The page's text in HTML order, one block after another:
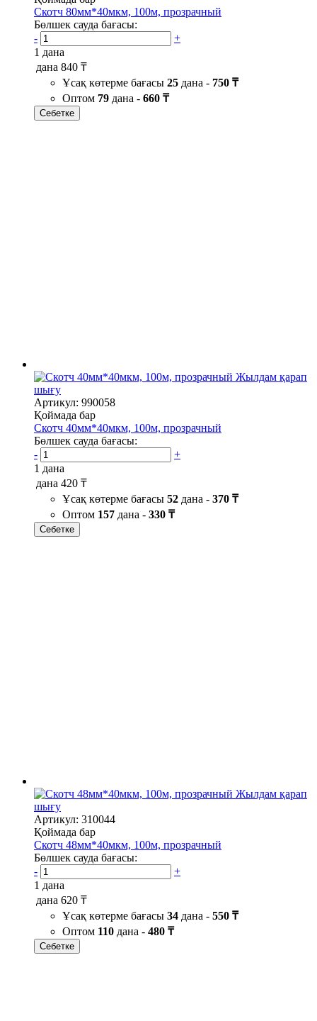
Скотч 80мм*40мкм, 100м, прозрачный
Бөлшек сауда бағасы:
-
+
1 дана
дана 840 ₸
Ұсақ көтерме бағасы 25 дана - 750 ₸
Оптом 79 дана - 660 ₸
Себетке
Жылдам қарап
шығу
Артикул: 990058
Қоймада бар
Скотч 40мм*40мкм, 100м, прозрачный
Бөлшек сауда бағасы:
-
+
1 дана
дана 420 ₸
Ұсақ көтерме бағасы 52 дана - 370 ₸
Оптом 157 дана - 330 ₸
Себетке
Жылдам қарап
шығу
Артикул: 310044
Қоймада бар
Скотч 48мм*40мкм, 100м, прозрачный
Бөлшек сауда бағасы:
-
+
1 дана
дана 620 ₸
Ұсақ көтерме бағасы 34 дана - 550 ₸
Оптом 110 дана - 480 ₸
Себетке